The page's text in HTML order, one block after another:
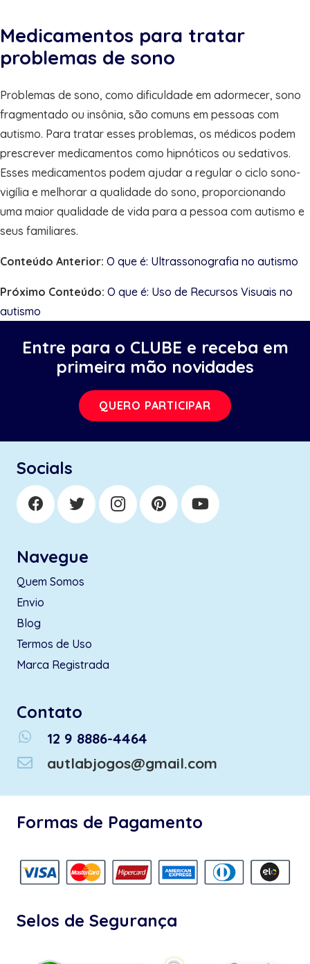
Medicamentos para tratar
problemas de sono
Problemas de sono, como dificuldade em adormecer, sono
fragmentado ou insônia, são comuns em pessoas com
autismo. Para tratar esses problemas, os médicos podem
prescrever medicamentos como hipnóticos ou sedativos.
Esses medicamentos podem ajudar a regular o ciclo sono-
vigília e melhorar a qualidade do sono, proporcionando
uma maior qualidade de vida para a pessoa com autismo e
seus familiares.
Conteúdo Anterior: O que é: Ultrassonografia no autismo
Próximo Conteúdo: O que é: Uso de Recursos Visuais no
autismo
Entre para o CLUBE e receba em
primeira mão novidades
QUERO PARTICIPAR
Socials
Navegue
Quem Somos
Envio
Blog
Termos de Uso
Marca Registrada
Contato
whatsapp
12 9 8886-4464
autlabjogos@gmail.com
Formas de Pagamento
Selos de Segurança